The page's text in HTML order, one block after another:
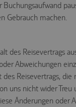
Buchungsaufwand
Gebrauch machen.
des Reisevertrags
Abweichungen
Reisevertrags, die
uns nicht wider Treu
Änderungen oder